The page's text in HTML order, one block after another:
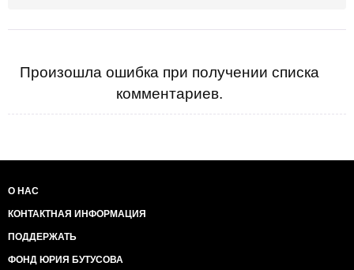
Произошла ошибка при получении списка
комментариев.
О НАС
КОНТАКТНАЯ ИНФОРМАЦИЯ
ПОДДЕРЖАТЬ
ФОНД ЮРИЯ БУТУСОВА